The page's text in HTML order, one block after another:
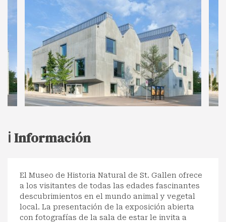
ℹ️ Información
El Museo de Historia Natural de St. Gallen ofrece
a los visitantes de todas las edades fascinantes
descubrimientos en el mundo animal y vegetal
local. La presentación de la exposición abierta
con fotografías de la sala de estar le invita a